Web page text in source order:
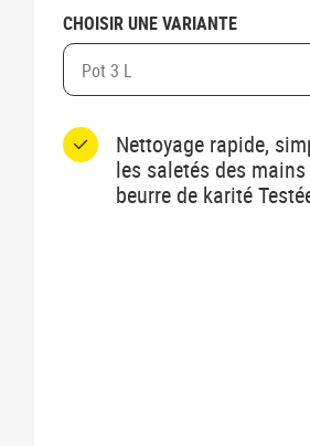
CHOISIR UNE VARIANTE
Pot 3 L
Nettoyage rapide,
les saletés des
beurre de karité